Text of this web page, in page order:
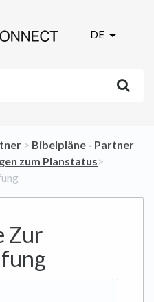
DE
​ > ​ ​Bibelpläne - Partner
zum Planstatus​>​
Zur